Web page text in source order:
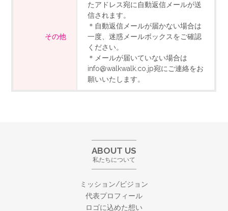
その他
たアドレス宛に自動返信メールが送
信されます。
＊自動返信メールが届かない場合は
一度、迷惑メールボックスをご確認
ください。
＊メールが届いていない場合は
info@walkwalk.co.jp宛にご連絡をお
願いいたします。
ABOUT US
私たちについて
ミッション/ビジョン
代表プロフィール
ロゴに込めた想い